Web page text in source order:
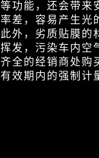
等功能，还会带来
率差，容易产生光
此外，劣质贴膜的
挥发，污染车内空
齐全的经销商处购
有效期内的强制计